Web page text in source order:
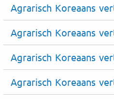
Agrarisch Koreaans
Agrarisch Koreaans
Agrarisch Koreaans
Agrarisch Koreaans